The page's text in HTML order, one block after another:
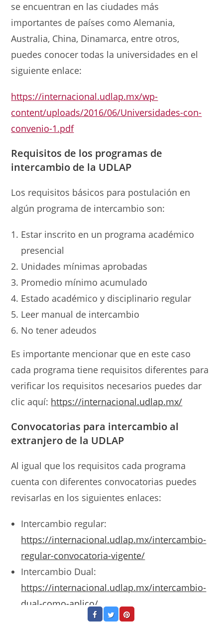
se encuentran en las ciudades más
importantes de países como Alemania,
Australia, China, Dinamarca, entre otros,
puedes conocer todas la universidades en el
siguiente enlace:
https://internacional.udlap.mx/wp-
content/uploads/2016/06/Universidades-con-
convenio-1.pdf
Requisitos de los programas de
intercambio de la UDLAP
Los requisitos básicos para postulación en
algún programa de intercambio son:
Estar inscrito en un programa académico
presencial
Unidades mínimas aprobadas
Promedio mínimo acumulado
Estado académico y disciplinario regular
Leer manual de intercambio
No tener adeudos
Es importante mencionar que en este caso
cada programa tiene requisitos diferentes para
verificar los requisitos necesarios puedes dar
clic aquí: https://internacional.udlap.mx/
Convocatorias para intercambio al
extranjero de la UDLAP
Al igual que los requisitos cada programa
cuenta con diferentes convocatorias puedes
revisarlas en los siguientes enlaces:
Intercambio regular:
https://internacional.udlap.mx/intercambio-
regular-convocatoria-vigente/
Intercambio Dual:
https://internacional.udlap.mx/intercambio-
dual-como-aplico/